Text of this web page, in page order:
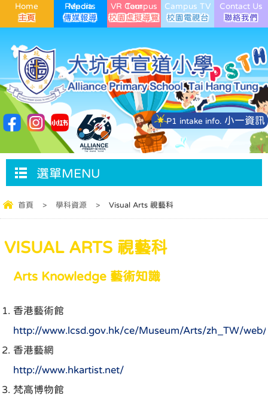
Home Media Reports VR Campus Tour Campus TV Contact Us
P1 intake info. 小一資訊
選單MENU
首頁 > 學科資源 > Visual Arts 視藝科
VISUAL ARTS 視藝科
Arts Knowledge 藝術知識
香港藝術館
http://www.lcsd.gov.hk/ce/Museum/Arts/zh_TW/
香港藝網
http://www.hkartist.net/
梵高博物館